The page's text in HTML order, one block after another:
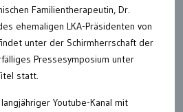
Familientherapeutin, Dr.
ehemaligen LKA-Präsidenten von
unter der Schirmherrschaft der
Pressesymposium unter
statt.
Youtube-Kanal mit